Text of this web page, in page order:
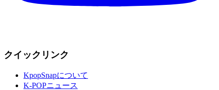
クイックリンク
KpopSnapについて
K-POPニュース